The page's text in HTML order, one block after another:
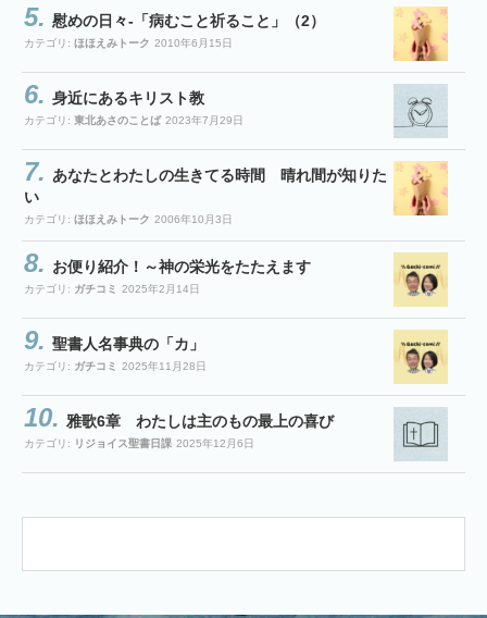
慰めの日々-「病むこと祈ること」（2）
カテゴリ: ほほえみトーク 2010年6月15日
身近にあるキリスト教
カテゴリ: 東北あさのことば 2023年7月29日
あなたとわたしの生きてる時間 晴れ間が知りた
い
カテゴリ: ほほえみトーク 2006年10月3日
お便り紹介！～神の栄光をたたえます
カテゴリ: ガチコミ 2025年2月14日
聖書人名事典の「カ」
カテゴリ: ガチコミ 2025年11月28日
雅歌6章 わたしは主のもの最上の喜び
カテゴリ: リジョイス聖書日課 2025年12月6日